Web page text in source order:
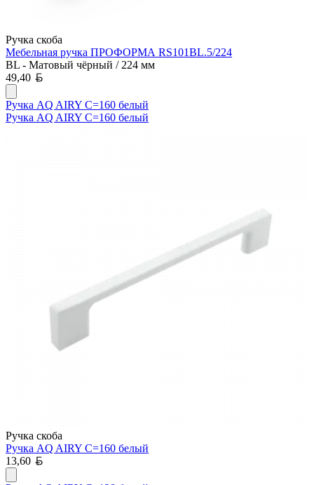
Ручка скоба
Мебельная ручка ПРОФОРМА RS101BL.5/224
BL - Матовый чёрный / 224 мм
49,40
Ручка AQ AIRY С=160 белый
Ручка AQ AIRY С=160 белый
Ручка скоба
Ручка AQ AIRY С=160 белый
13,60